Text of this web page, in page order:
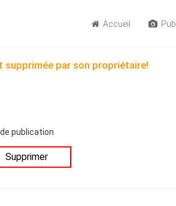
Accueil
supprimée par son propriétaire!
publication
Supprimer